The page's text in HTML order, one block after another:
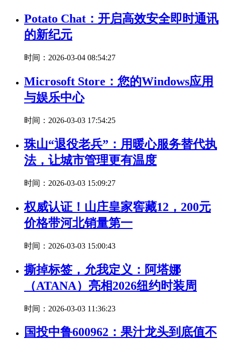
Potato Chat：开启高效安全即时通讯
的新纪元
时间：2026-03-04 08:54:27
Microsoft Store：您的Windows应用
与娱乐中心
时间：2026-03-03 17:54:25
珠山“退役老兵”：用暖心服务替代执
法，让城市管理更有温度
时间：2026-03-03 15:09:27
权威认证！山庄皇家窖藏12，200元
价格带河北销量第一
时间：2026-03-03 15:00:43
撕掉标签，允我定义：阿塔娜
（ATANA）亮相2026纽约时装周
时间：2026-03-03 11:36:23
国投中鲁600962：果汁龙头到底值不